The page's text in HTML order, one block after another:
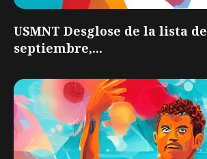
USMNT Desglose de la lista de
septiembre,...